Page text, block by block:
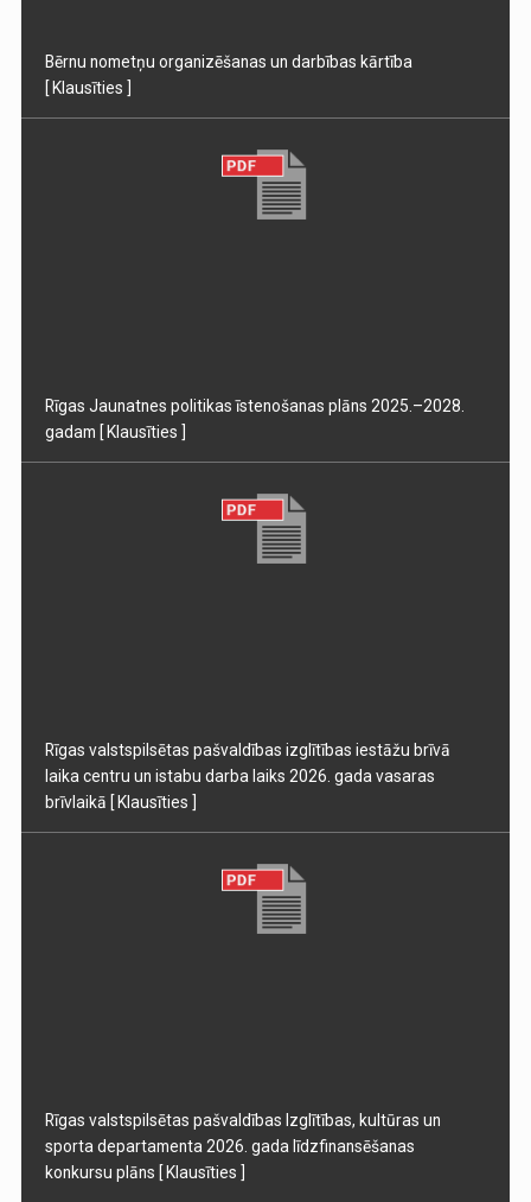
Bērnu nometņu organizēšanas un darbības kārtība
[ Klausīties ]
Rīgas Jaunatnes politikas īstenošanas plāns 2025.–2028.
gadam [ Klausīties ]
Rīgas valstspilsētas pašvaldības izglītības iestāžu brīvā
laika centru un istabu darba laiks 2026. gada vasaras
brīvlaikā [ Klausīties ]
Rīgas valstspilsētas pašvaldības Izglītības, kultūras un
sporta departamenta 2026. gada līdzfinansēšanas
konkursu plāns [ Klausīties ]